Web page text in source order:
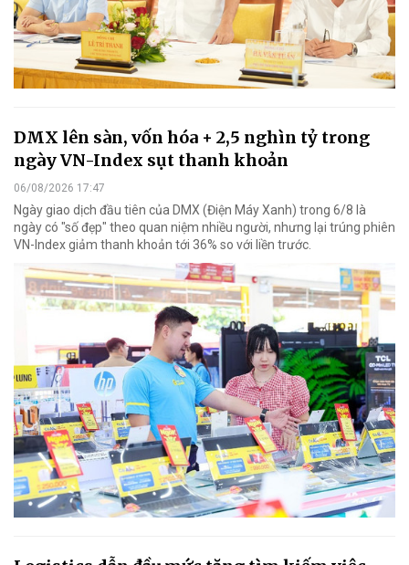
DMX lên sàn, vốn hóa + 2,5 nghìn tỷ trong
ngày VN-Index sụt thanh khoản
06/08/2026 17:47
Ngày giao dịch đầu tiên của DMX (Điện Máy Xanh) trong 6/8 là
ngày có "số đẹp" theo quan niệm nhiều người, nhưng lại trúng phiên
VN-Index giảm thanh khoản tới 36% so với liền trước.